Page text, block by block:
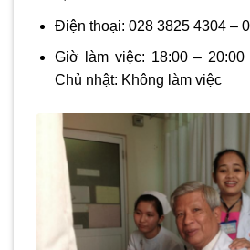
Điện thoại: 028 3825 4304 –
Giờ làm việc: 18:00 – 20:00
Chủ nhật: Không làm việc